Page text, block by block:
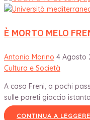
È MORTO MELO
Antonio Marino 4 Agosto
Cultura e Società
A casa Freni, a pochi
sulle pareti giaccio
CONTINUA A LEGGERE